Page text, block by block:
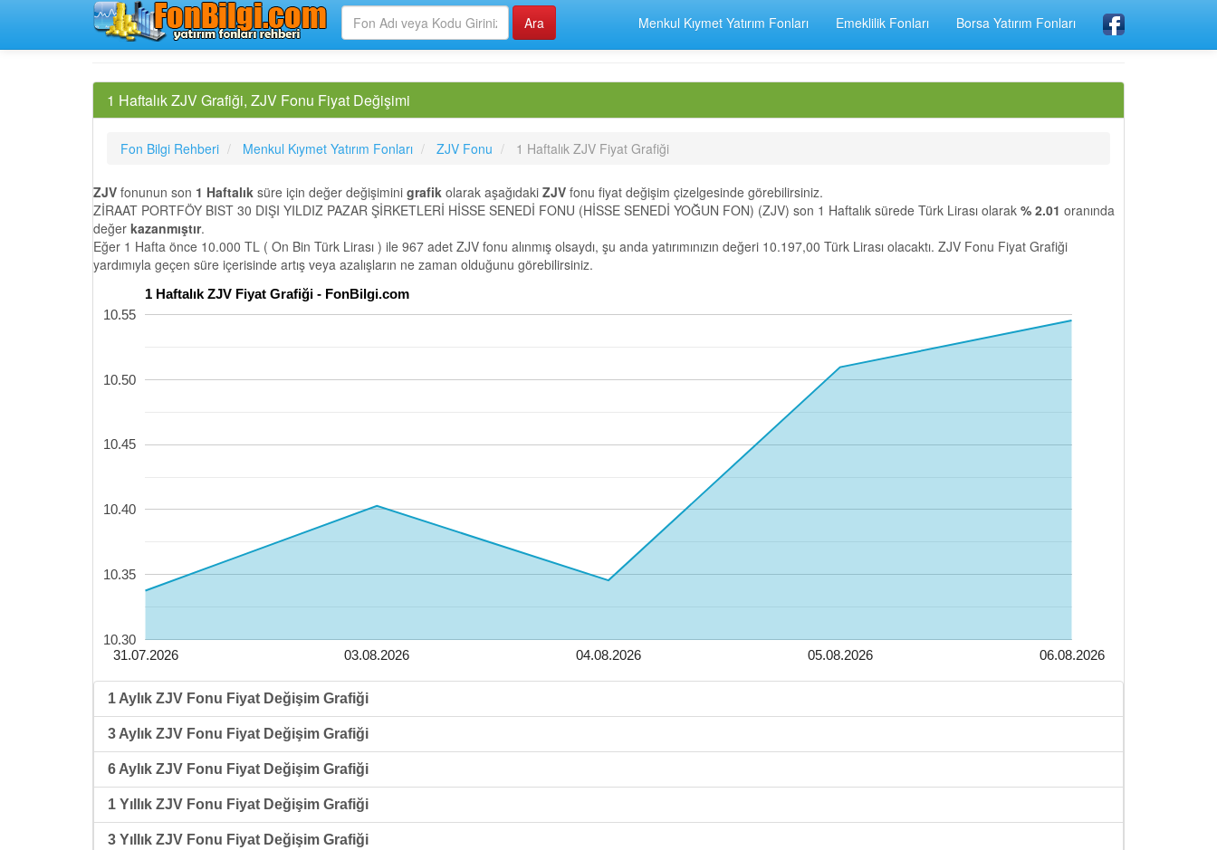
Menkul Kıymet Yatırım Fonları Emeklilik Fonları Borsa Yatırım Fonları
1 Haftalık ZJV Grafiği, ZJV Fonu Fiyat Değişimi
Fon Bilgi Rehberi Menkul Kıymet Yatırım Fonları ZJV Fonu 1 Haftalık ZJV Fiyat Grafiği
ZJV fonunun son 1 Haftalık süre için değer değişimini grafik olarak aşağıdaki ZJV fonu fiyat değişim çizelgesinde görebilirsiniz.
ZİRAAT PORTFÖY BIST 30 DIŞI YILDIZ PAZAR ŞİRKETLERİ HİSSE SENEDİ FONU (HİSSE SENEDİ YOĞUN FON) (ZJV) son 1 Haftalık sürede Türk Lirası olarak % 2.01 oranında
değer kazanmıştır.
Eğer 1 Hafta önce 10.000 TL ( On Bin Türk Lirası ) ile 967 adet ZJV fonu alınmış olsaydı, şu anda yatırımınızın değeri 10.197,00 Türk Lirası olacaktı. ZJV Fonu Fiyat Grafiği
yardımıyla geçen süre içerisinde artış veya azalışların ne zaman olduğunu görebilirsiniz.
1 Haftalık ZJV Fiyat Grafiği - FonBilgi.com
31.07.2026 03.08.2026 04.08.2026 05.08.2026 06.08.2026
10.30
10.35
10.40
10.45
10.50
10.55
1 Aylık ZJV Fonu Fiyat Değişim Grafiği
3 Aylık ZJV Fonu Fiyat Değişim Grafiği
6 Aylık ZJV Fonu Fiyat Değişim Grafiği
1 Yıllık ZJV Fonu Fiyat Değişim Grafiği
3 Yıllık ZJV Fonu Fiyat Değişim Grafiği